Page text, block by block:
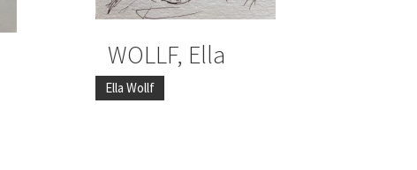
WOLLF, Ella
Ella Wollf